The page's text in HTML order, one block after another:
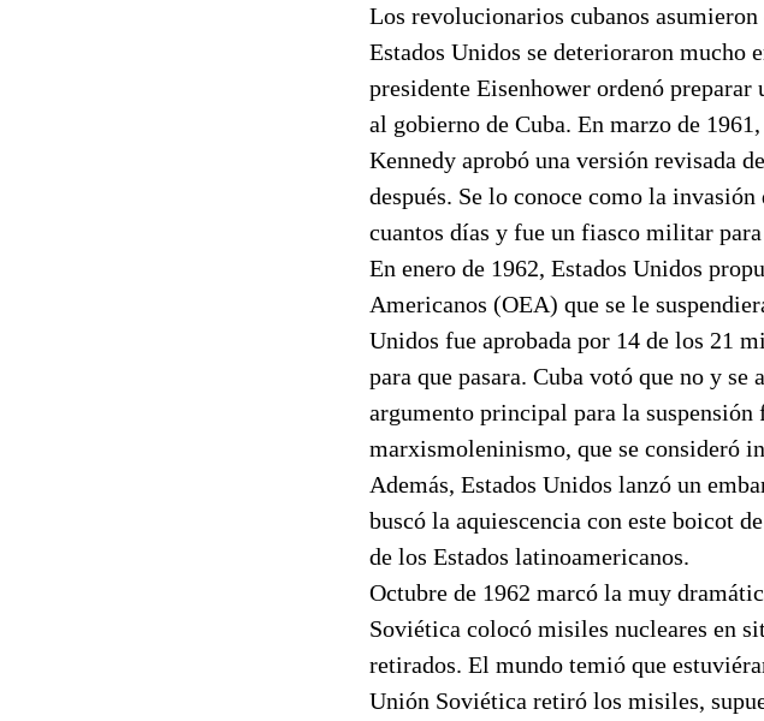
Los revolucionarios cubanos
Estados Unidos se deterioraron mucho
presidente Eisenhower ordenó
al gobierno de Cuba. En marzo de
Kennedy aprobó una versión revisada
después. Se lo conoce como la
cuantos días y fue un fiasco militar
En enero de 1962, Estados Unidos
Americanos (OEA) que se le
Unidos fue aprobada por 14 de los 21
para que pasara. Cuba votó que no y
argumento principal para la suspensión
marxismoleninismo, que se consideró
Además, Estados Unidos lanzó un
buscó la aquiescencia con este boicot
de los Estados latinoamericanos.
Octubre de 1962 marcó la muy
Soviética colocó misiles nucleares en
retirados. El mundo temió que
Unión Soviética retiró los misiles,